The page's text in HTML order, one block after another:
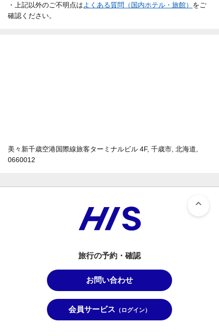
・上記以外のご不明点はよくある質問（国内ホテル・旅館） をご
確認ください。
美々新千歳空港国際線旅客ターミナルビル 4F, 千歳市, 北海道,
0660012
旅行の予約・確認
お問い合わせ
会員サービス （ログイン）